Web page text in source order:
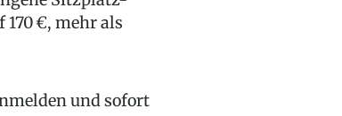
€, mehr als
und sofort